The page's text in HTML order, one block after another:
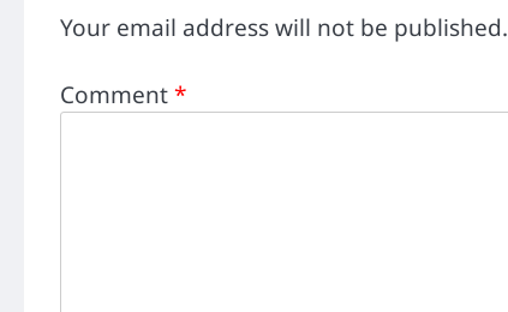
Your email address will not be published.
Comment*